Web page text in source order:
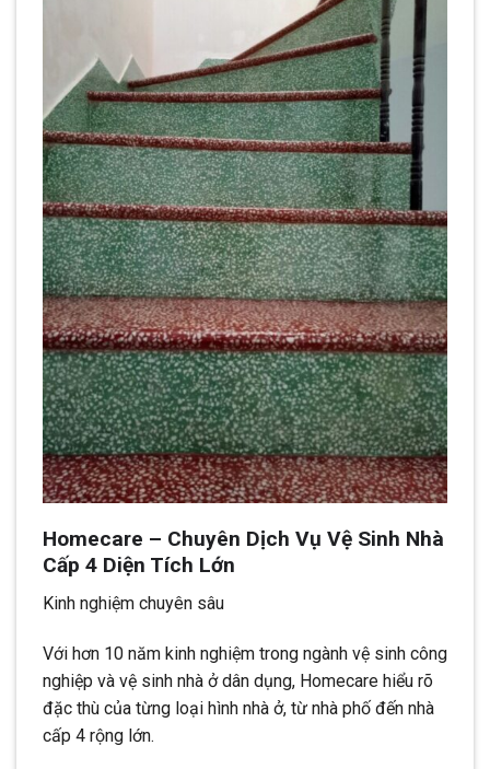
Homecare – Chuyên Dịch Vụ Vệ Sinh Nhà
Cấp 4 Diện Tích Lớn
Kinh nghiệm chuyên sâu
Với hơn 10 năm kinh nghiệm trong ngành vệ sinh công
nghiệp và vệ sinh nhà ở dân dụng, Homecare hiểu rõ
đặc thù của từng loại hình nhà ở, từ nhà phố đến nhà
cấp 4 rộng lớn.